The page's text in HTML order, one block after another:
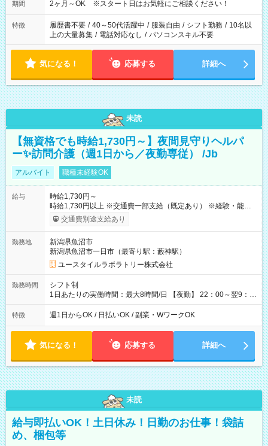
期間 2ヶ月～OK ※スタート日はお気軽にご相談ください！
特徴 履歴書不要 / 40～50代活躍中 / 服装自由 / シフト勤務 / 10名以
上の大量募集 / 電話対応なし / パソコンスキル不要
気になる！ 応募する 詳細へ
未読
【無資格でも時給1,730円～】夜間見守りヘルパ
ー✨訪問介護（週1日から／夜勤専従） /Jb
アルバイト 職種未経験OK
給与
時給1,730円～
時給1,730円以上 ※交通費一部支給（既定あり） ※経験・能力を
考慮して決定します 【収入例】 週1回勤務の場合：1,730円×8時
間×4回=5万5,360円 週3回勤務の場合：1,730円×8時間×12回
月 ※ 雇用形態と給与に、本採用時と異なる部分があります。 雇
用形態：本採用時と同じです。 給与：時給 1,480円以上
交通費別途支給あり
勤務地
新潟県魚沼市
新潟県魚沼市一日市（最寄り駅：藪神駅）
ユースタイルラボラトリー株式会社
勤務時間
シフト制
1日あたりの実働時間：最大8時間/日 【夜勤】 22：00～翌9：
00 ※週1日～OK ／ 夜勤専従 ＊＊ 勤務時間例 ＊＊ ■22時か
ら翌7時 ■23時から翌8時 ■24時から翌9時 など ※上記の時間
ます。 ※曜日固定（毎週同じ曜日での勤務となります）
特徴 週1日からOK / 日払いOK / 副業・WワークOK
気になる！ 応募する 詳細へ
未読
給与即払いOK！土日休み！日勤のお仕事！袋詰
め、梱包等